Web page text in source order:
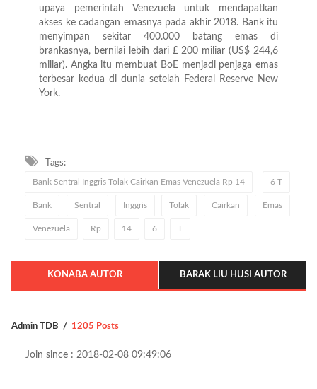
upaya pemerintah Venezuela untuk mendapatkan
akses ke cadangan emasnya pada akhir 2018. Bank itu
menyimpan sekitar 400.000 batang emas di
brankasnya, bernilai lebih dari £ 200 miliar (US$ 244,6
miliar). Angka itu membuat BoE menjadi penjaga emas
terbesar kedua di dunia setelah Federal Reserve New
York.
Tags:
Bank Sentral Inggris Tolak Cairkan Emas Venezuela Rp 14 6 T
Bank Sentral Inggris Tolak Cairkan Emas
Venezuela Rp 14 6 T
KONABA AUTOR BARAK LIU HUSI AUTOR
Admin TDB 1205 Posts
Join since : 2018-02-08 09:49:06